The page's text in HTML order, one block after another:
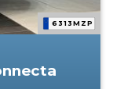
6313MZP